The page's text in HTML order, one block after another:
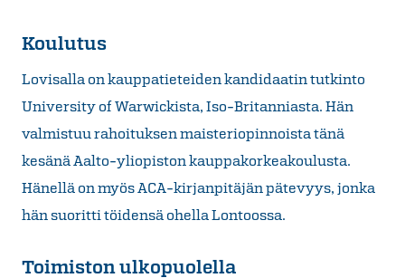
Koulutus
Lovisalla on kauppatieteiden kandidaatin tutkinto
University of Warwickista, Iso-Britanniasta. Hän
valmistuu rahoituksen maisteriopinnoista tänä
kesänä Aalto-yliopiston kauppakorkeakoulusta.
Hänellä on myös ACA-kirjanpitäjän pätevyys, jonka
hän suoritti töidensä ohella Lontoossa.
Toimiston ulkopuolella